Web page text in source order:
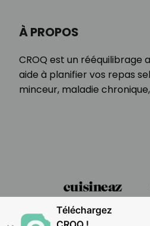
À PROPOS
CROQ est un rééquilibrage
aide à planifier vos repas
minceur, maladie
Téléchargez